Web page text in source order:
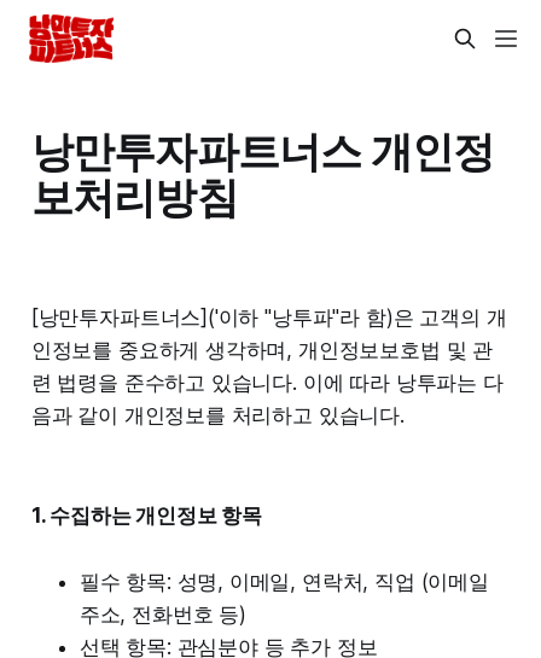
낭만투자파트너스 개인정
보처리방침
[낭만투자파트너스]('이하 "낭투파"라 함)은 고객의 개
인정보를 중요하게 생각하며, 개인정보보호법 및 관
련 법령을 준수하고 있습니다. 이에 따라 낭투파는 다
음과 같이 개인정보를 처리하고 있습니다.
1. 수집하는 개인정보 항목
필수 항목: 성명, 이메일, 연락처, 직업 (이메일
주소, 전화번호 등)
선택 항목: 관심분야 등 추가 정보